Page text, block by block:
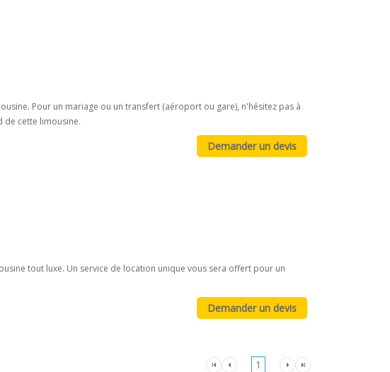
Pour un mariage ou un transfert (aéroport ou gare), n'hésitez pas à
de cette limousine.
tout luxe. Un service de location unique vous sera offert pour un
1